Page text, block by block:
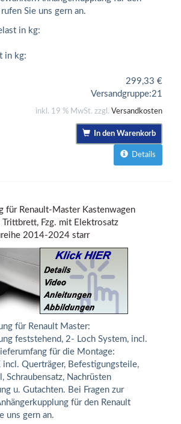
Sie uns gern an.
in kg:
in kg:
299,33 €
Versandgruppe:21
inkl. 19 % MwSt. zzgl. Versandkosten
In den Warenkorb
Details
für Renault-Master Kastenwagen
Trittbrett, Fzg. mit Elektrosatz
2014-2024 starr
für Renault Master:
feststehend, 2- Loch System, incl.
für die Montage:
incl. Querträger, Befestigungsteile,
Schraubensatz, Nachrüsten
u. Gutachten. Bei Fragen zur
für den Renault
uns gern an.